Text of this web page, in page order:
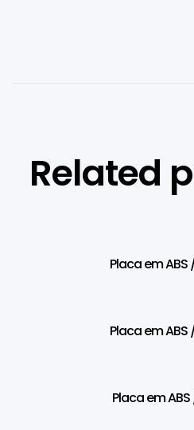
Related
Placa em
Placa em
Placa em